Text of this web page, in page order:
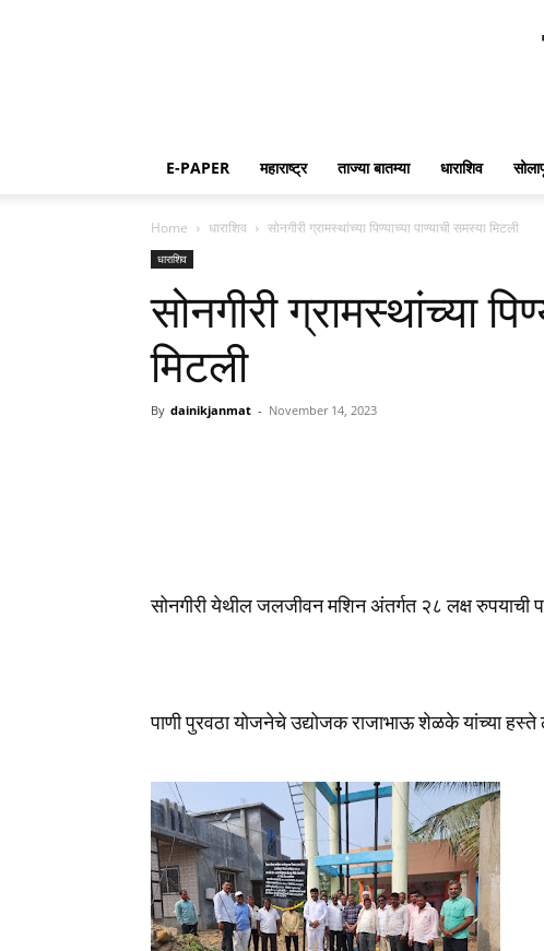
E-PAPER महाराष्ट्र ताज्या बातम्या धाराशिव
Home धाराशिव सोनगीरी ग्रामस्थांच्या पिण्याच्या पाण्याची समस्या मिटली
धाराशिव
सोनगीरी ग्रामस्थांच्या
मिटली
By dainikjanmat - November 14, 2023
सोनगीरी येथील जलजीवन मशिन अंतर्गत २८ लक्ष रुपयाची
पाणी पुरवठा योजनेचे उद्योजक राजाभाऊ शेळके यांच्या हस्ते